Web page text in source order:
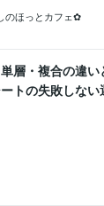
のほっとカフェ✿
層・複合の違い
トの失敗しない